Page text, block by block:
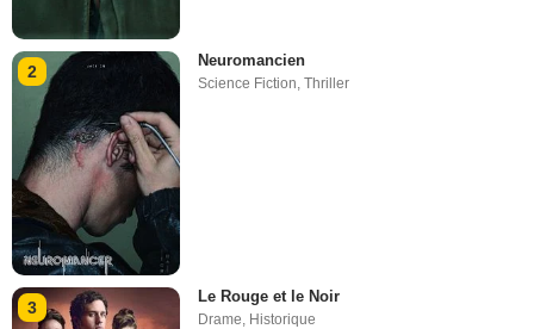
2
Neuromancien
Science Fiction ,Thriller
3
Le Rouge et le Noir
Drame, Historique